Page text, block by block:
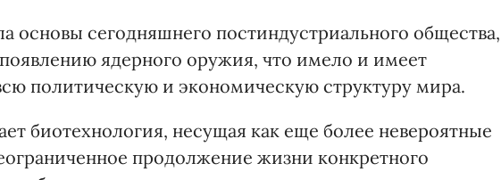
основы сегодняшнего постиндустриального общества,
появлению ядерного оружия, что имело и имеет
политическую и экономическую структуру мира.
биотехнология, несущая как еще более невероятные
продолжение жизни конкретного